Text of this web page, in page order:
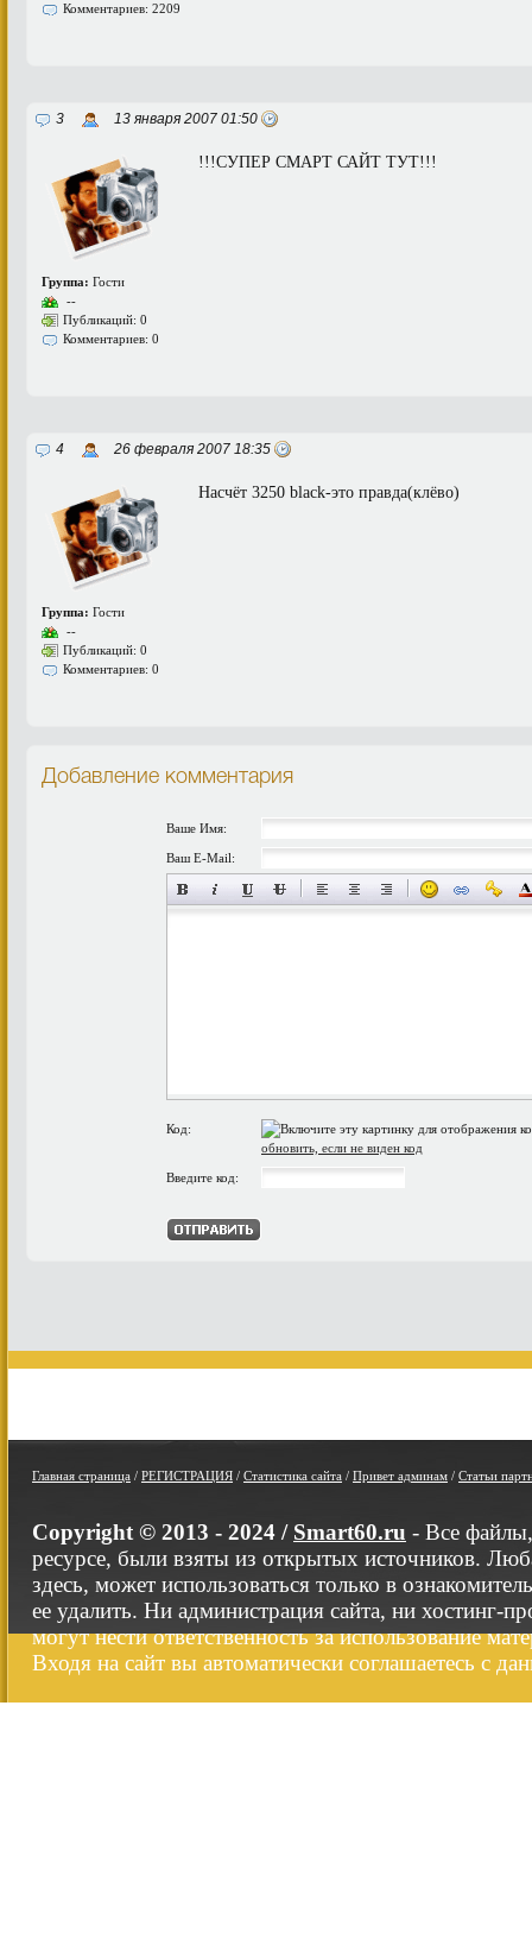
Комментариев: 2209
3 13 января 2007 01:50
Группа: Гости
--
Публикаций: 0
Комментариев: 0
!!!СУПЕР СМАРТ САЙТ ТУТ!!!
4 26 февраля 2007 18:35
Группа: Гости
--
Публикаций: 0
Комментариев: 0
Насчёт 3250 black-это правда(клёво)
Добавление комментария
Ваше Имя:
Ваш E-Mail:
Код:
обновить, если не виден код
Введите код:
Главная страница / РЕГИСТРАЦИЯ / Статистика сайта / Привет админам / Статьи
Copyright © 2013 - 2024 / Smart60.ru - Все
ресурсе, были взяты из открытых источников.
здесь, может использоваться только в
ее удалить. Ни администрация сайта, ни хостинг-
могут нести ответственность за использование
Входя на сайт вы автоматически соглашаетесь с